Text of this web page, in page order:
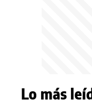
Lo más